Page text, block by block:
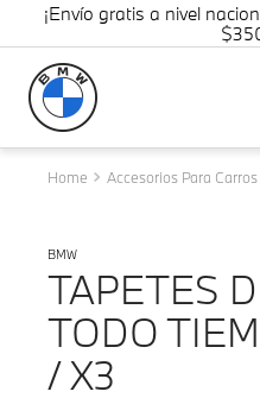
¡Envío gratis a nivel
Accesorios Para Carros
BMW
TAPETES
TODO
/ X3